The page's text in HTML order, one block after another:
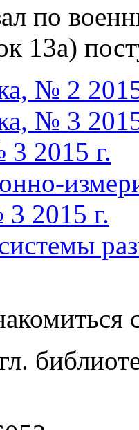
по
13а)
№ 2
№ 3
2015 г.
2015 г.